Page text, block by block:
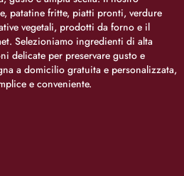
patatine fritte, piatti pronti, verdure
vegetali, prodotti da forno e il
Selezioniamo ingredienti di alta
delicate per preservare gusto e
a domicilio gratuita e personalizzata,
e conveniente.